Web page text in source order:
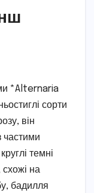
*Alternaria
сорти
він
частими
темні
на
бадилля